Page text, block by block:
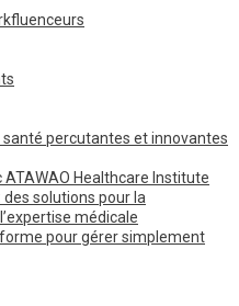
santé percutantes et innovantes
ATAWAO Healthcare Institute
des solutions pour la
médicale
pour gérer simplement